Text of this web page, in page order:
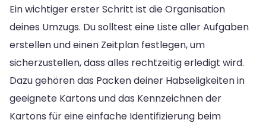
Ein wichtiger erster Schritt ist die Organisation
deines Umzugs. Du solltest eine Liste aller Aufgaben
erstellen und einen Zeitplan festlegen, um
sicherzustellen, dass alles rechtzeitig erledigt wird.
Dazu gehören das Packen deiner Habseligkeiten in
geeignete Kartons und das Kennzeichnen der
Kartons für eine einfache Identifizierung beim